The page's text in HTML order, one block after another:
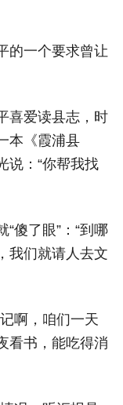
的一个要求曾让
喜爱读县志，时
本《霞浦县
说：“你帮我找
傻了眼”：“到哪
我们就请人去文
啊，咱们一天
看书，能吃得消